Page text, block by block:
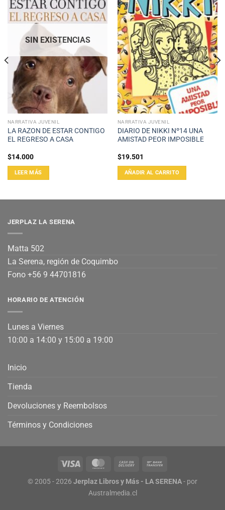
SIN EXISTENCIAS
NARRATIVA JUVENIL
LA RAZON DE ESTAR CONTIGO
EL REGRESO A CASA
$14.000
LEER MÁS
NARRATIVA JUVENIL
DIARIO DE NIKKI Nº14 UNA
AMISTAD PEOR IMPOSIBLE
$19.501
AÑADIR AL CARRITO
JERPLAZ LA SERENA
Matta 502
La Serena, región de Coquimbo
Fono +56 9 44701816
HORARIO DE ATENCIÓN
Lunes a Viernes
10:00 a 14:00 y 15:00 a 19:00
Inicio
Tienda
Devoluciones y Reembolsos
Términos y Condiciones
© 2005 - 2026 Jerplaz Libros y Más - LA SERENA- por
Australmedia.cl